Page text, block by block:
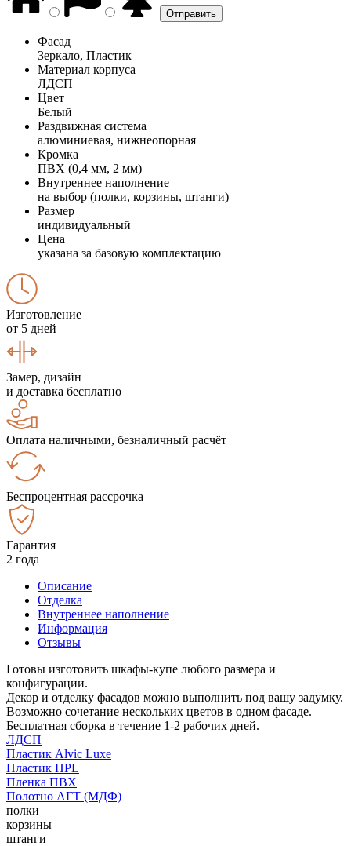
Фасад
Зеркало, Пластик
Материал корпуса
ЛДСП
Цвет
Белый
Раздвижная система
алюминиевая, нижнеопорная
Кромка
ПВХ (0,4 мм, 2 мм)
Внутреннее наполнение
на выбор (полки, корзины, штанги)
Размер
индивидуальный
Цена
указана за базовую комплектацию
Изготовление
от 5 дней
Замер, дизайн
и доставка бесплатно
Оплата наличными, безналичный расчёт
Беспроцентная рассрочка
Гарантия
2 года
Описание
Отделка
Внутреннее наполнение
Информация
Отзывы
Готовы изготовить шкафы-купе любого размера и
конфигурации.
Декор и отделку фасадов можно выполнить под вашу задумку.
Возможно сочетание нескольких цветов в одном фасаде.
Бесплатная сборка в течение 1-2 рабочих дней.
ЛДСП
Пластик Alvic Luxe
Пластик HPL
Пленка ПВХ
Полотно АГТ (МДФ)
полки
корзины
штанги